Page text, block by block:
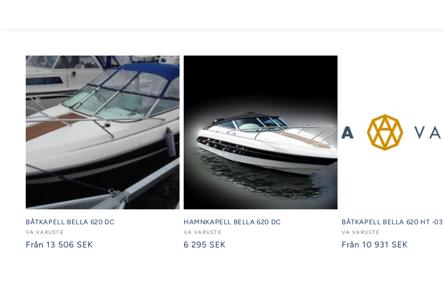
BÅTKAPELL BELLA 620 DC
Säljare:
VA VARUSTE
Ordinarie
Från 13 506 SEK
HAMNKAPELL BELLA 620 DC
Säljare:
VA VARUSTE
Ordinarie
6 295 SEK
BÅTKAPELL BELLA 620 HT -03
Säljare:
VA VARUSTE
Ordinarie
Från 10 931 SEK